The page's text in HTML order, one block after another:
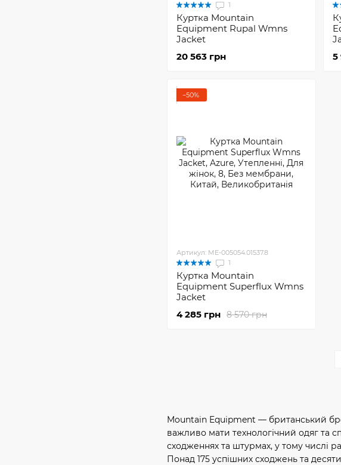
Mountain Equipment — британський
важливо мати технологічний одяг та
сходженнях та штурмах, у тому числі
Понад 175 успішних сходжень та
1
Куртка Mountain
Equipment Rupal Wmns
Jacket
20 563 грн
5
−50%
Артикул: ME-005054.01537.8
1
Куртка Mountain
Equipment Superflux Wmns
Jacket
8 570 грн
4 285 грн